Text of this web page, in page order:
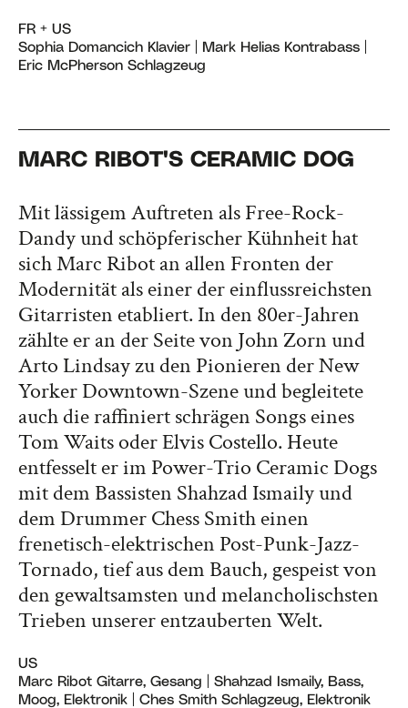
FR + US
Sophia Domancich Klavier | Mark Helias Kontrabass |
Eric McPherson Schlagzeug
MARC RIBOT'S CERAMIC DOG
Mit lässigem Auftreten als Free-Rock-
Dandy und schöpferischer Kühnheit hat
sich Marc Ribot an allen Fronten der
Modernität als einer der einflussreichsten
Gitarristen etabliert. In den 80er-Jahren
zählte er an der Seite von John Zorn und
Arto Lindsay zu den Pionieren der New
Yorker Downtown-Szene und begleitete
auch die raffiniert schrägen Songs eines
Tom Waits oder Elvis Costello. Heute
entfesselt er im Power-Trio Ceramic Dogs
mit dem Bassisten Shahzad Ismaily und
dem Drummer Chess Smith einen
frenetisch-elektrischen Post-Punk-Jazz-
Tornado, tief aus dem Bauch, gespeist von
den gewaltsamsten und melancholischsten
Trieben unserer entzauberten Welt.
US
Marc Ribot Gitarre, Gesang | Shahzad Ismaily, Bass,
Moog, Elektronik | Ches Smith Schlagzeug, Elektronik